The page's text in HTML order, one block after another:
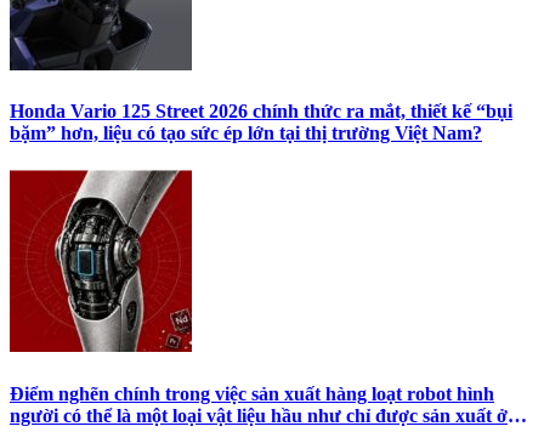
Honda Vario 125 Street 2026 chính thức ra mắt, thiết kế “bụi
bặm” hơn, liệu có tạo sức ép lớn tại thị trường Việt Nam?
Điểm nghẽn chính trong việc sản xuất hàng loạt robot hình
người có thể là một loại vật liệu hầu như chỉ được sản xuất ở